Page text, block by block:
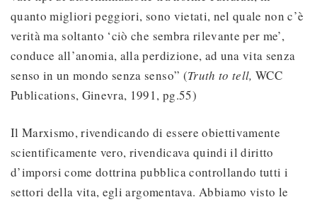
quanto migliori peggiori, sono vietati, nel quale non c’è
verità ma soltanto ‘ciò che sembra rilevante per me’,
conduce all’anomia, alla perdizione, ad una vita senza
senso in un mondo senza senso” (Truth to tell, WCC
Publications, Ginevra, 1991, pg.55)
Il Marxismo, rivendicando di essere obiettivamente
scientificamente vero, rivendicava quindi il diritto
d’imporsi come dottrina pubblica controllando tutti i
settori della vita, egli argomentava. Abbiamo visto le